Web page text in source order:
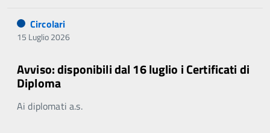
Circolari
15 Luglio 2026
Avviso: disponibili dal 16 luglio i Certificati di
Diploma
Ai diplomati a.s.